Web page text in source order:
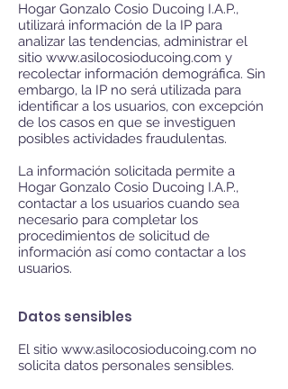
Hogar Gonzalo Cosio Ducoing I.A.P.,
utilizará información de la IP para
analizar las tendencias, administrar el
sitio www.asilocosioducoing.com y
recolectar información demográfica. Sin
embargo, la IP no será utilizada para
identificar a los usuarios, con excepción
de los casos en que se investiguen
posibles actividades fraudulentas.
La información solicitada permite a
Hogar Gonzalo Cosio Ducoing I.A.P.,
contactar a los usuarios cuando sea
necesario para completar los
procedimientos de solicitud de
información así como contactar a los
usuarios.
Datos sensibles
El sitio www.asilocosioducoing.com no
solicita datos personales sensibles.